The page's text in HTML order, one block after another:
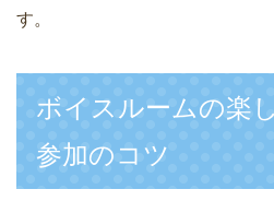
す。
ボイスルームの楽
参加のコツ